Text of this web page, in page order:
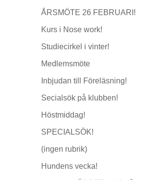
ÅRSMÖTE 26 FEBRUARI!
Kurs i Nose work!
Studiecirkel i vinter!
Medlemsmöte
Inbjudan till Föreläsning!
Secialsök på klubben!
Höstmiddag!
SPECIALSÖK!
(ingen rubrik)
Hundens vecka!